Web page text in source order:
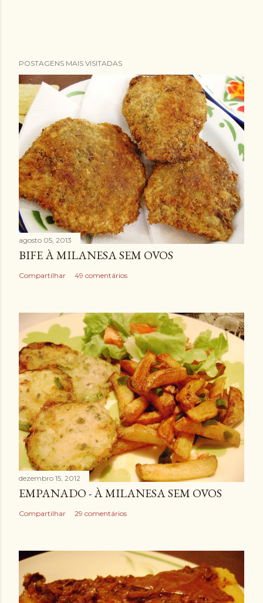
POSTAGENS MAIS VISITADAS
agosto 05, 2013
BIFE À MILANESA SEM OVOS
Compartilhar 49 comentários
dezembro 15, 2012
EMPANADO - À MILANESA SEM OVOS
Compartilhar 29 comentários